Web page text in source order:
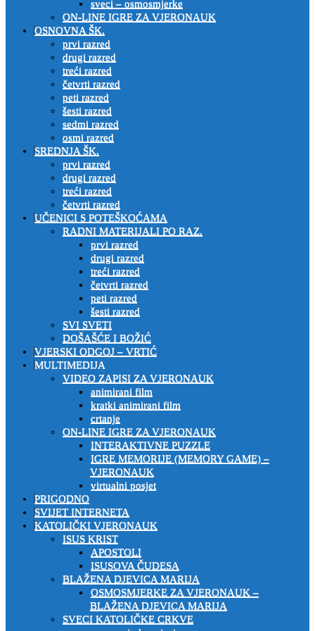
sveci – osmosmjerke
ON-LINE IGRE ZA VJERONAUK
OSNOVNA ŠK.
prvi razred
drugi razred
treći razred
četvrti razred
peti razred
šesti razred
sedmi razred
osmi razred
SREDNJA ŠK.
prvi razred
drugi razred
treći razred
četvrti razred
UČENICI S POTEŠKOĆAMA
RADNI MATERIJALI PO RAZ.
prvi razred
drugi razred
treći razred
četvrti razred
peti razred
šesti razred
SVI SVETI
DOŠAŠĆE I BOŽIĆ
VJERSKI ODGOJ – VRTIĆ
MULTIMEDIJA
VIDEO ZAPISI ZA VJERONAUK
animirani film
kratki animirani film
crtanje
ON-LINE IGRE ZA VJERONAUK
INTERAKTIVNE PUZZLE
IGRE MEMORIJE (MEMORY GAME) –
VJERONAUK
virtualni posjet
PRIGODNO
SVIJET INTERNETA
KATOLIČKI VJERONAUK
ISUS KRIST
APOSTOLI
ISUSOVA ČUDESA
BLAŽENA DJEVICA MARIJA
OSMOSMJERKE ZA VJERONAUK –
BLAŽENA DJEVICA MARIJA
SVECI KATOLIČKE CRKVE